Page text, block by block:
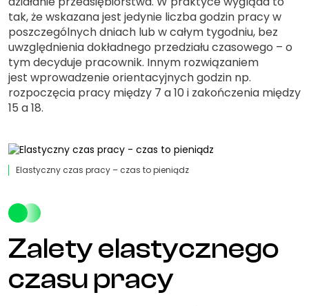
tak, że wskazana jest jedynie liczba godzin pracy w
poszczególnych dniach lub w całym tygodniu, bez
uwzględnienia dokładnego przedziału czasowego – o
tym decyduje pracownik. Innym rozwiązaniem
jest wprowadzenie orientacyjnych godzin np.
rozpoczęcia pracy między 7 a 10 i zakończenia między
15 a 18.
Elastyczny czas pracy – czas to pieniądz
Zalety elastycznego
czasu pracy